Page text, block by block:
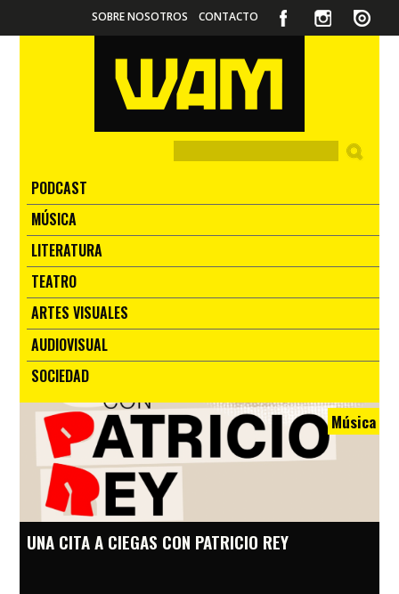
SOBRE NOSOTROS CONTACTO
PODCAST
MÚSICA
LITERATURA
TEATRO
ARTES VISUALES
AUDIOVISUAL
SOCIEDAD
Música
UNA CITA A CIEGAS CON PATRICIO REY